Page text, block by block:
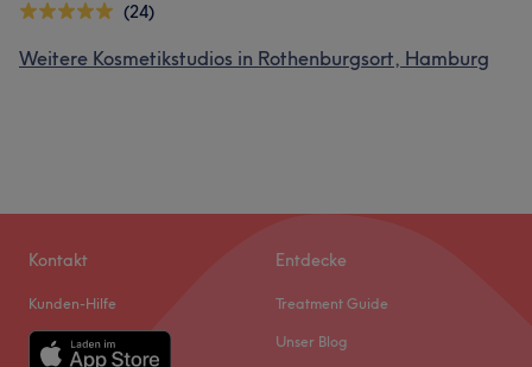
(24)
Weitere Kosmetikstudios in Rothenburgsort, Hamburg
Kontakt
Kunden-Hilfe
Entdecke
Treatment Guide
Unser Blog